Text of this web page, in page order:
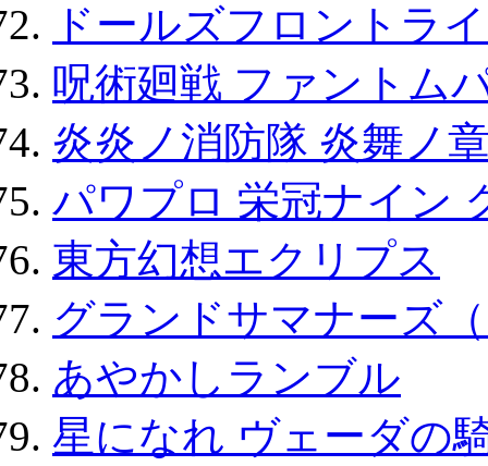
ドールズフロントラ
呪術廻戦 ファントム
炎炎ノ消防隊 炎舞ノ
パワプロ 栄冠ナイン
東方幻想エクリプス
グランドサマナーズ
あやかしランブル
星になれ ヴェーダの